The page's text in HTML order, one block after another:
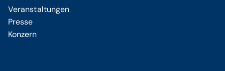
Veranstaltungen
Presse
Konzern